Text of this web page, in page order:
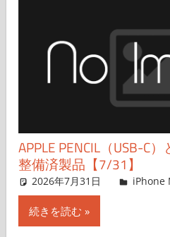
APPLE PENCIL（USB-C
整備済製品【7/31】
2026年7月31日 FT729
iPhone
続きを読む